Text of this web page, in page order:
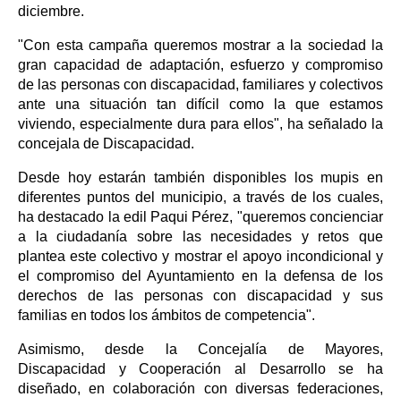
diciembre.
"Con esta campaña queremos mostrar a la sociedad la
gran capacidad de adaptación, esfuerzo y compromiso
de las personas con discapacidad, familiares y colectivos
ante una situación tan difícil como la que estamos
viviendo, especialmente dura para ellos", ha señalado la
concejala de Discapacidad.
Desde hoy estarán también disponibles los mupis en
diferentes puntos del municipio, a través de los cuales,
ha destacado la edil Paqui Pérez, "queremos concienciar
a la ciudadanía sobre las necesidades y retos que
plantea este colectivo y mostrar el apoyo incondicional y
el compromiso del Ayuntamiento en la defensa de los
derechos de las personas con discapacidad y sus
familias en todos los ámbitos de competencia".
Asimismo, desde la Concejalía de Mayores,
Discapacidad y Cooperación al Desarrollo se ha
diseñado, en colaboración con diversas federaciones,